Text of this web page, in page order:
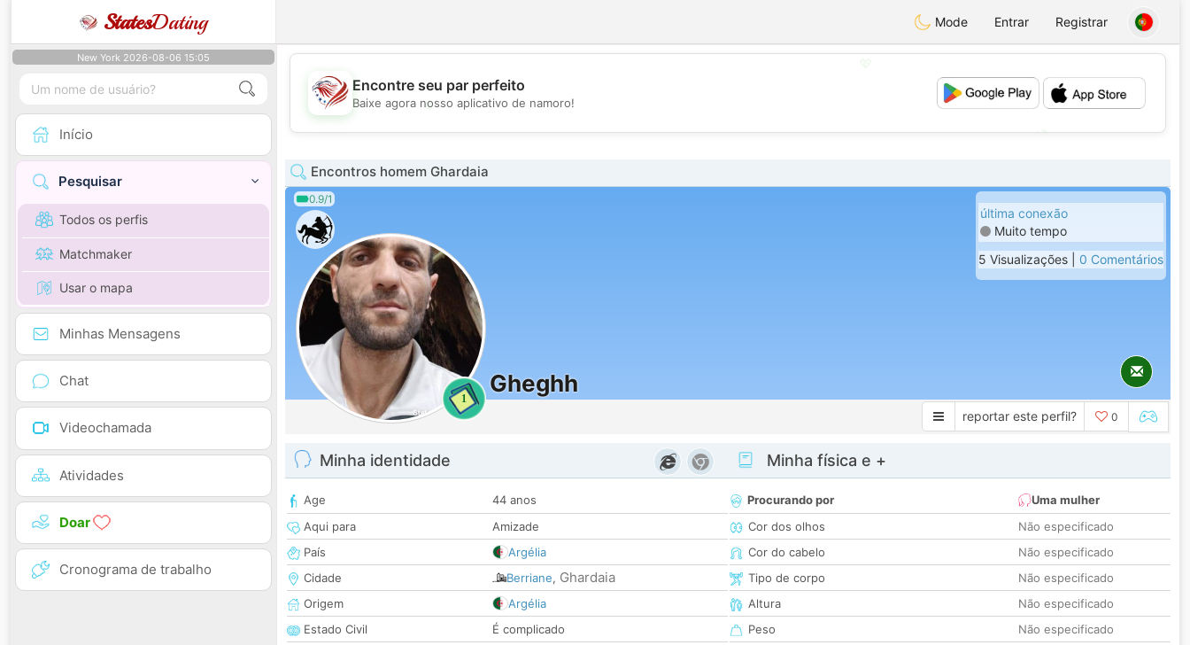
StatesDating Mode Entrar Registrar
New York 2026-08-06 15:05
Início
Pesquisar
Todos os perfis
Matchmaker
Usar o mapa
Minhas Mensagens
Chat
Videochamada
Atividades
Doar
Cronograma de trabalho
💖
Encontre seu par perfeito
Baixe agora nosso aplicativo de namoro!
Encontros homem Ghardaia
0.9/1
1
Gheghh
última conexão
Muito tempo
5 Visualizações | 0 Comentários
reportar este perfil? 0
Minha identidade
Age
44 anos
Aqui para
Amizade
País
Argélia
Cidade
Berriane, Ghardaia
Origem
Argélia
Estado Civil
É complicado
Minha física e +
Procurando por
Uma mulher
Cor dos olhos
Não especificado
Cor do cabelo
Não especificado
Tipo de corpo
Não especificado
Altura
Não especificado
Peso
Não especificado